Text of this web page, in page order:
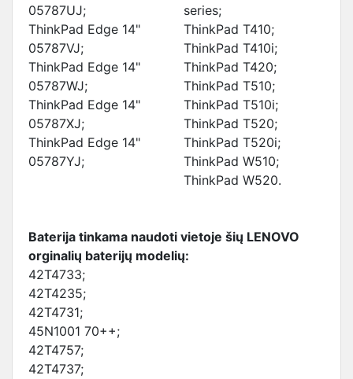
05787UJ;
ThinkPad Edge 14"
05787VJ;
ThinkPad Edge 14"
05787WJ;
ThinkPad Edge 14"
05787XJ;
ThinkPad Edge 14"
05787YJ;
series;
ThinkPad T410;
ThinkPad T410i;
ThinkPad T420;
ThinkPad T510;
ThinkPad T510i;
ThinkPad T520;
ThinkPad T520i;
ThinkPad W510;
ThinkPad W520.
Baterija tinkama naudoti vietoje šių LENOVO
orginalių baterijų modelių:
42T4733;
42T4235;
42T4731;
45N1001 70++;
42T4757;
42T4737;